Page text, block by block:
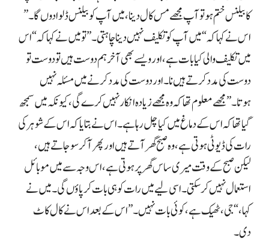
کا بیلنس ختم ہو تو آپ مجھے مس کال دینا، میں آپ کو بیلنس ڈلوا دوں گا۔”
اس نے کہا کہ “میں آپ کو تکلیف نہیں دینا چاہتی۔” تو میں نے کہا کہ “اس
میں تکلیف والی کیا بات ہے، اور ویسے بھی آخر ہم دوست ہیں تو دوست تو
دوست کی مدد کرتے ہیں نا۔ اور دوست کی مدد کرنے میں مسئلہ نہیں
ہوتا۔” مجھے معلوم تھا کہ وہ مجھے زیادہ انکار نہیں کرے گی، کیونکہ میں سمجھ
گیا تھا کہ اس کے دماغ میں کیا چل رہا ہے۔ اس نے بتایا کہ اس کے شوہر کی
رات کی ڈیوٹی ہوتی ہے، وہ صبح گھر آتے ہیں اور پھر آ کر سو جاتے ہیں،
لیکن صبح کے وقت میری ساس گھر پر ہوتی ہے، اس وجہ سے میں موبائل
استعمال نہیں کر سکتی۔ اسی لیے میں رات کو ہی بات کر پاؤں گی۔ میں نے
کہا، “جی، ٹھیک ہے، کوئی بات نہیں۔” اس کے بعد اس نے کال کاٹ
دی۔